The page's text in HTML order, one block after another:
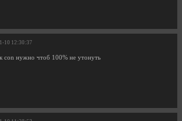
10 12:30:37
con нужно чтоб 100% не утонуть